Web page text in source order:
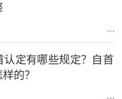
认定有哪些规定？自首
的？